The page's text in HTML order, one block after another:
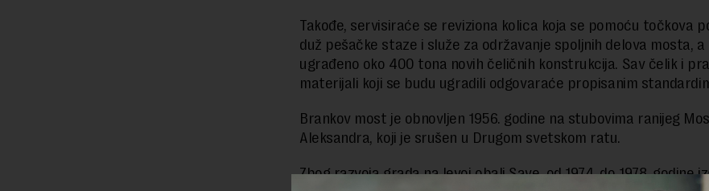
Takođe, servisiraće se reviziona kolica koja se pomoću točkova
duž pešačke staze i služe za održavanje spoljnih delova mosta, a
ugrađeno oko 400 tona novih čeličnih konstrukcija. Sav čelik i
materijali koji se budu ugradili odgovaraće propisanim
Brankov most je obnovljen 1956. godine na stubovima ranijeg
Aleksandra, koji je srušen u Drugom svetskom ratu.
Zbog razvoja grada na levoj obali Save, od 1974. do 1978. godine